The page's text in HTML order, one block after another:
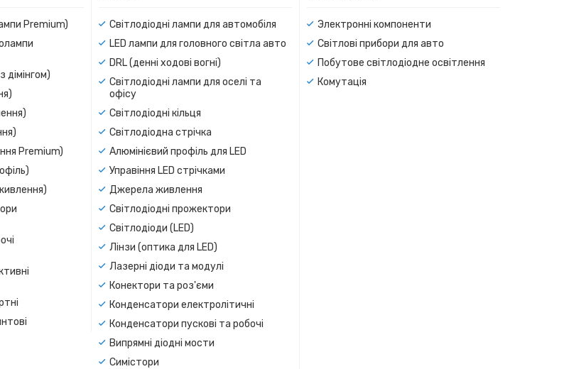
Premium)
дімінгом)
Premium)
Світлодіодні лампи для автомобіля
LED лампи для головного світла авто
DRL (денні ходові вогні)
Світлодіодні лампи для оселі та
офісу
Світлодіодні кільця
Світлодіодна стрічка
Алюмінієвий профіль для LED
Управіння LED стрічками
Джерела живлення
Світлодіодні прожектори
Світлодіоди (LED)
Лінзи (оптика для LED)
Лазерні діоди та модулі
Конектори та роз'єми
Конденсатори електролітичні
Конденсатори пускові та робочі
Випрямні діодні мости
Симістори
Электронні компоненти
Світлові прибори для авто
Побутове світлодіодне освітлення
Комутація